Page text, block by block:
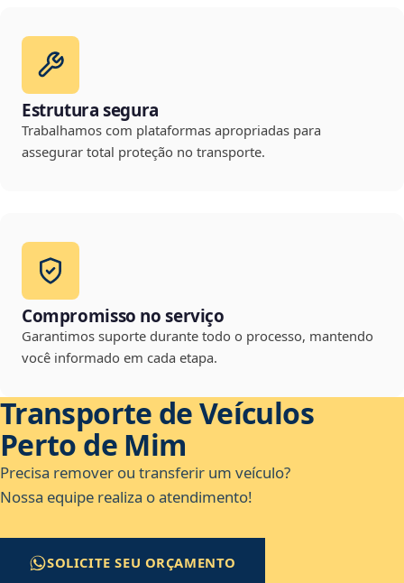
Estrutura segura
Trabalhamos com plataformas apropriadas para
assegurar total proteção no transporte.
Compromisso no serviço
Garantimos suporte durante todo o processo, mantendo
você informado em cada etapa.
Transporte de Veículos
Perto de Mim
Precisa remover ou transferir um veículo?
Nossa equipe realiza o atendimento!
SOLICITE SEU ORÇAMENTO